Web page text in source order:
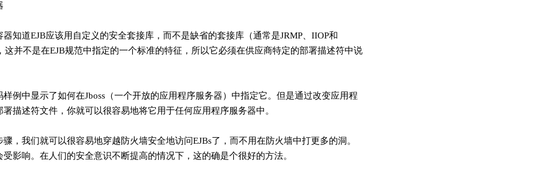
知道EJB应该用自定义的安全套接库，而不是缺省的套接库（通常是JRMP、IIOP和
这并不是在EJB规范中指定的一个标准的特征，所以它必须在供应商特定的部署描述符中说
例中显示了如何在Jboss（一个开放的应用程序服务器）中指定它。但是通过改变应用程
署描述符文件，你就可以很容易地将它用于任何应用程序服务器中。
，我们就可以很容易地穿越防火墙安全地访问EJBs了，而不用在防火墙中打更多的洞。
受影响。在人们的安全意识不断提高的情况下，这的确是个很好的方法。